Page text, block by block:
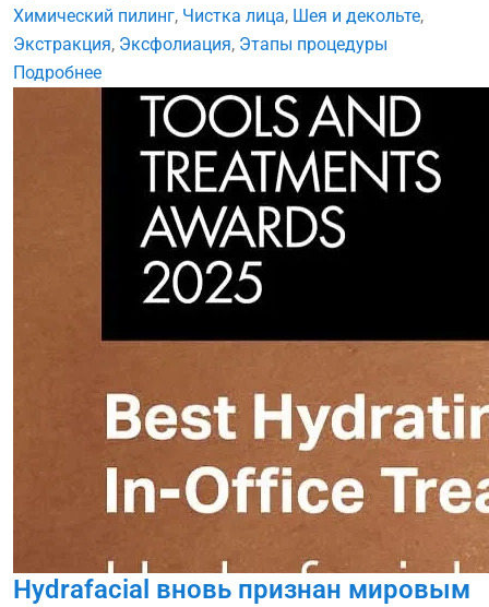
Химический пилинг, Чистка лица, Шея и декольте,
Экстракция, Эксфолиация, Этапы процедуры
Подробнее
Hydrafacial вновь признан мировым